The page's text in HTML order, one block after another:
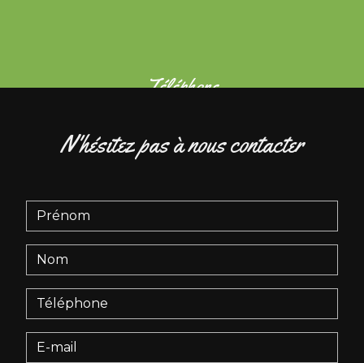
Téléphone
N'hésitez pas à nous contacter